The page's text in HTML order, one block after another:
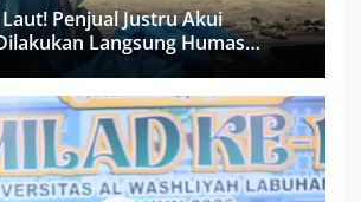
Penjual Justru Akui
Langsung Humas